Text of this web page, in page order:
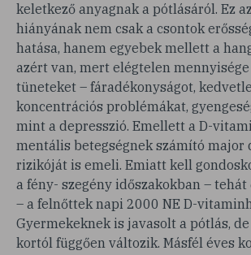
keletkező anyagnak a pótlásáról. Ez
hiányának nem csak a csontok
hatása, hanem egyebek mellett a
azért van, mert elégtelen
tüneteket – fáradékonyságot,
koncentrációs problémákat,
mint a depresszió. Emellett a D-
mentális betegségnek számító major
rizikóját is emeli. Emiatt kell
a fény- szegény időszakokban –
– a felnőttek napi 2000 NE D-
Gyermekeknek is javasolt a pótlás,
kortól függően változik. Másfél éves